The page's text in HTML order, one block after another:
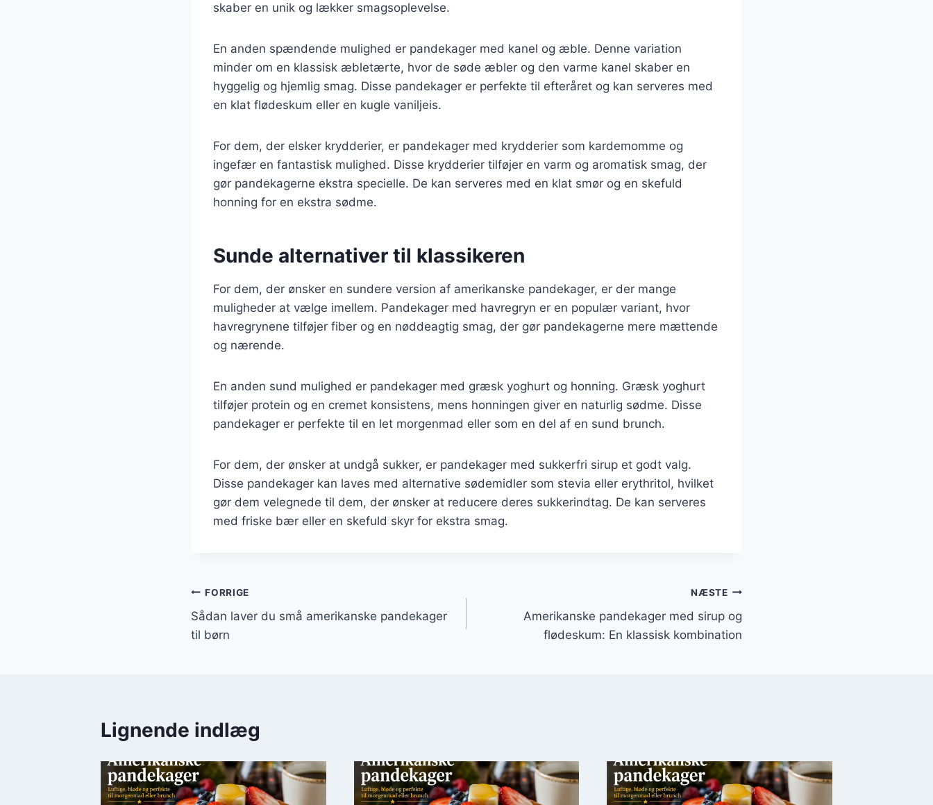
skaber en unik og lækker smagsoplevelse.
En anden spændende mulighed er pandekager med kanel og æble. Denne variation
minder om en klassisk æbletærte, hvor de søde æbler og den varme kanel skaber en
hyggelig og hjemlig smag. Disse pandekager er perfekte til efteråret og kan serveres med
en klat flødeskum eller en kugle vaniljeis.
For dem, der elsker krydderier, er pandekager med krydderier som kardemomme og
ingefær en fantastisk mulighed. Disse krydderier tilføjer en varm og aromatisk smag, der
gør pandekagerne ekstra specielle. De kan serveres med en klat smør og en skefuld
honning for en ekstra sødme.
Sunde alternativer til klassikeren
For dem, der ønsker en sundere version af amerikanske pandekager, er der mange
muligheder at vælge imellem. Pandekager med havregryn er en populær variant, hvor
havregrynene tilføjer fiber og en nøddeagtig smag, der gør pandekagerne mere mættende
og nærende.
En anden sund mulighed er pandekager med græsk yoghurt og honning. Græsk yoghurt
tilføjer protein og en cremet konsistens, mens honningen giver en naturlig sødme. Disse
pandekager er perfekte til en let morgenmad eller som en del af en sund brunch.
For dem, der ønsker at undgå sukker, er pandekager med sukkerfri sirup et godt valg.
Disse pandekager kan laves med alternative sødemidler som stevia eller erythritol, hvilket
gør dem velegnede til dem, der ønsker at reducere deres sukkerindtag. De kan serveres
med friske bær eller en skefuld skyr for ekstra smag.
Indlægsnavigation
FORRIGE
Sådan laver du små amerikanske pandekager
til børn
NÆSTE
Amerikanske pandekager med sirup og
flødeskum: En klassisk kombination
Lignende indlæg